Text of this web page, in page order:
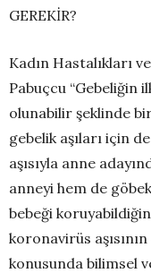
GEREKİR?
Kadın Hastalıkları
Pabuçcu “Gebeliğin
olunabilir şeklinde bir
gebelik aşıları için
aşısıyla anne
anneyi hem de
bebeği
koronavirüs
konusunda bilimsel